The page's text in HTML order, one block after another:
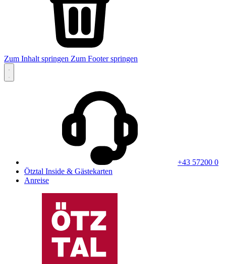
Zum Inhalt springen Zum Footer springen
+43 57200 0
Ötztal Inside & Gästekarten
Anreise